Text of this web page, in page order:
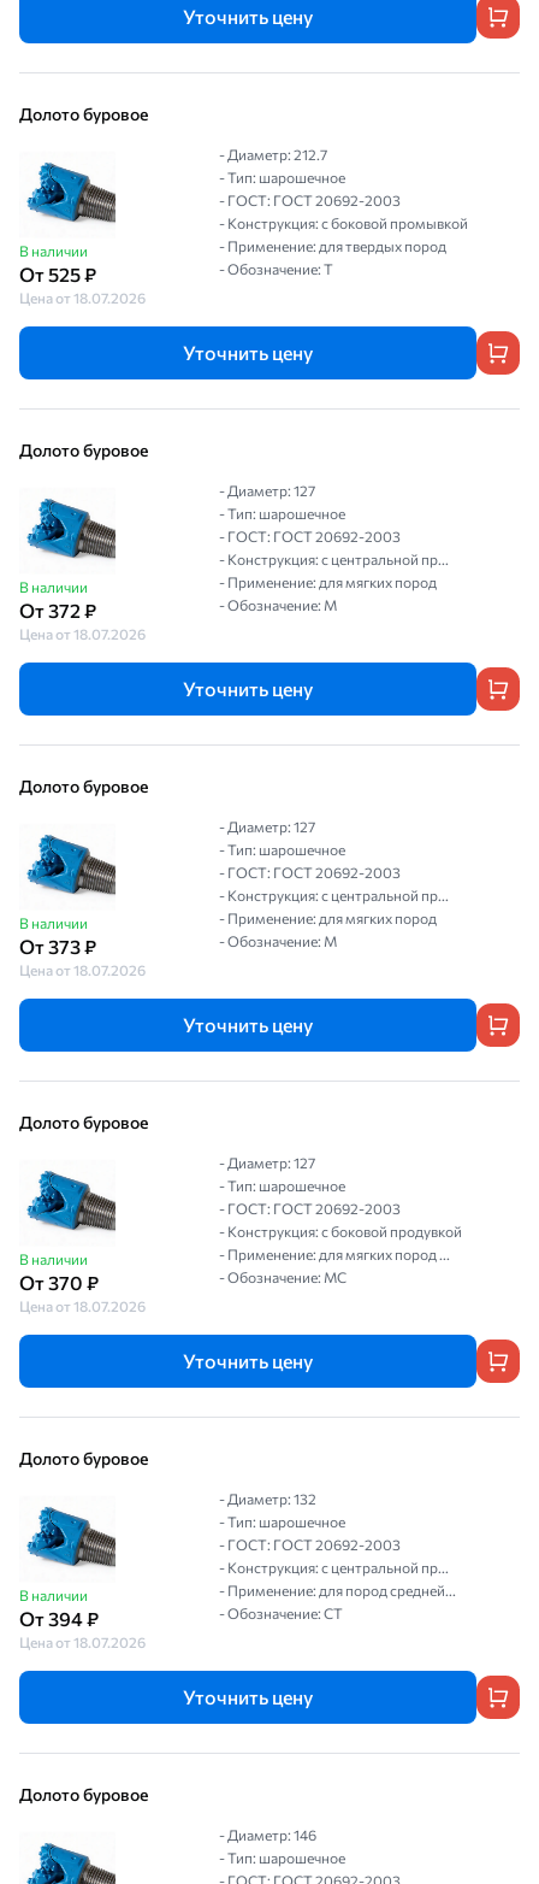
Уточнить цену
Долото буровое
В наличии
От 525 ₽
Цена от 18.07.2026
- Диаметр: 212.7
- Тип: шарошечное
- ГОСТ: ГОСТ 20692-2003
- Конструкция: с боковой промывкой
- Применение: для твердых пород
- Обозначение: Т
Уточнить цену
Долото буровое
В наличии
От 372 ₽
Цена от 18.07.2026
- Диаметр: 127
- Тип: шарошечное
- ГОСТ: ГОСТ 20692-2003
- Конструкция: с центральной пр...
- Применение: для мягких пород
- Обозначение: М
Уточнить цену
Долото буровое
В наличии
От 373 ₽
Цена от 18.07.2026
- Диаметр: 127
- Тип: шарошечное
- ГОСТ: ГОСТ 20692-2003
- Конструкция: с центральной пр...
- Применение: для мягких пород
- Обозначение: М
Уточнить цену
Долото буровое
В наличии
От 370 ₽
Цена от 18.07.2026
- Диаметр: 127
- Тип: шарошечное
- ГОСТ: ГОСТ 20692-2003
- Конструкция: с боковой продувкой
- Применение: для мягких пород ...
- Обозначение: МС
Уточнить цену
Долото буровое
В наличии
От 394 ₽
Цена от 18.07.2026
- Диаметр: 132
- Тип: шарошечное
- ГОСТ: ГОСТ 20692-2003
- Конструкция: с центральной пр...
- Применение: для пород средней...
- Обозначение: СТ
Уточнить цену
Долото буровое
- Диаметр: 146
- Тип: шарошечное
- ГОСТ: ГОСТ 20692-2003